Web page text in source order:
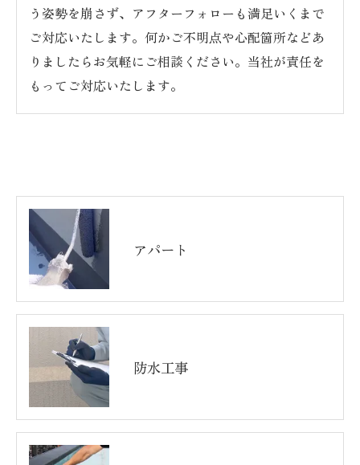
う姿勢を崩さず、アフターフォローも満足いくまで
ご対応いたします。何かご不明点や心配箇所などあ
りましたらお気軽にご相談ください。当社が責任を
もってご対応いたします。
アパート
防水工事